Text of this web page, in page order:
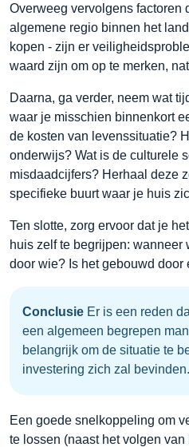
Overweeg vervolgens factoren
algemene regio binnen het
kopen - zijn er
waard zijn om op te merken,
Daarna, ga verder, neem wat
waar je misschien binnenkort
de kosten van levenssituatie?
onderwijs? Wat is de culturele
misdaadcijfers? Herhaal deze
specifieke buurt waar je huis
Ten slotte, zorg ervoor dat je
huis zelf te begrijpen: wanneer
door wie? Is het gebouwd door
Conclusie Er is een reden
een algemeen begrepen
belangrijk om de situatie te
investering zich zal bevinden.
Een goede snelkoppeling om
te lossen (naast het volgen